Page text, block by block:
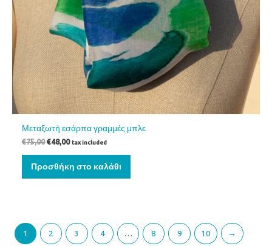
Μεταξωτή εσάρπα γραμμές μπλε
€75,00 €48,00 tax included
Προσθήκη στο καλάθι
1 2 3 4 … 8 9 10 →